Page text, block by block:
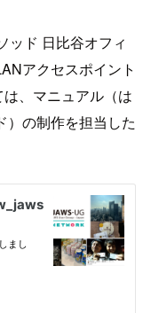
ッド 日比谷オフィ
アクセスポイント
、マニュアル（は
）の制作を担当した